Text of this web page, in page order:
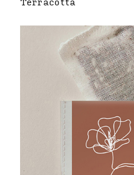
Terracotta